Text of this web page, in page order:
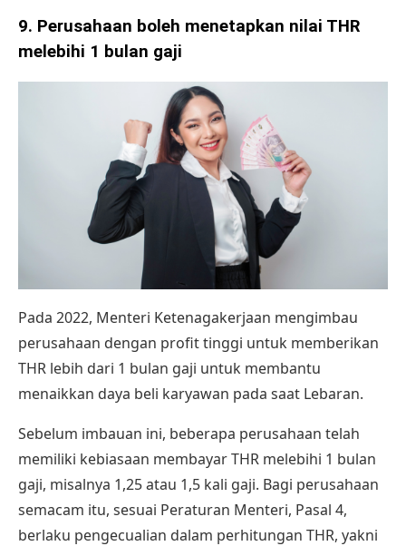
9. Perusahaan boleh menetapkan nilai THR
melebihi 1 bulan gaji
Pada 2022, Menteri Ketenagakerjaan mengimbau
perusahaan dengan profit tinggi untuk memberikan
THR lebih dari 1 bulan gaji untuk membantu
menaikkan daya beli karyawan pada saat Lebaran.
Sebelum imbauan ini, beberapa perusahaan telah
memiliki kebiasaan membayar THR melebihi 1 bulan
gaji, misalnya 1,25 atau 1,5 kali gaji. Bagi perusahaan
semacam itu, sesuai Peraturan Menteri, Pasal 4,
berlaku pengecualian dalam perhitungan THR, yakni